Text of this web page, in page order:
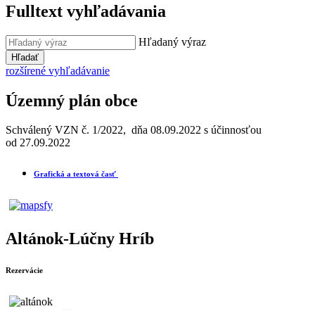
Fulltext vyhľadávania
Hľadaný výraz
Hľadať
rozšírené vyhľadávanie
Územný plán obce
Schválený VZN č. 1/2022, dňa 08.09.2022 s účinnosťou
od 27.09.2022
Grafická a textová časť
Altánok-Lúčny Hríb
Rezervácie